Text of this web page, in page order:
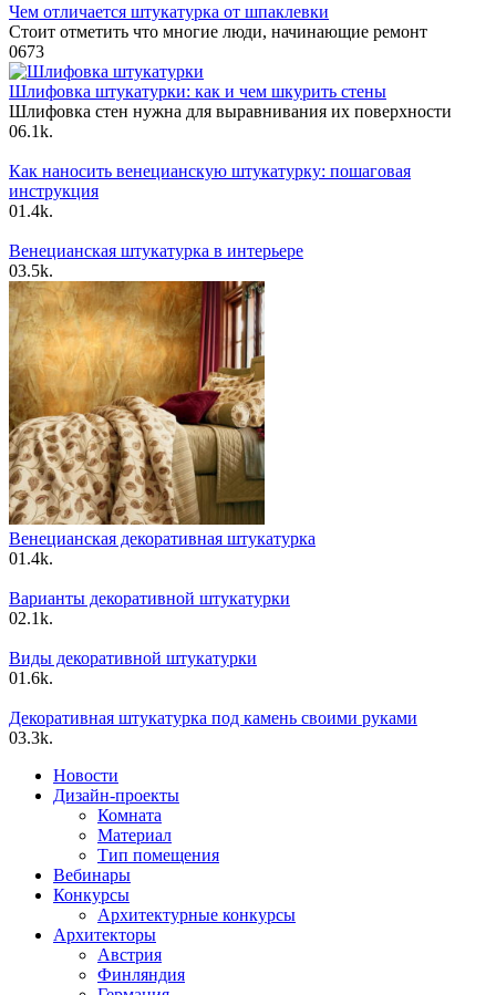
Чем отличается штукатурка от шпаклевки
Стоит отметить что многие люди, начинающие ремонт
0673
Шлифовка штукатурки: как и чем шкурить стены
Шлифовка стен нужна для выравнивания их поверхности
06.1k.
Как наносить венецианскую штукатурку: пошаговая
инструкция
01.4k.
Венецианская штукатурка в интерьере
03.5k.
Венецианская декоративная штукатурка
01.4k.
Варианты декоративной штукатурки
02.1k.
Виды декоративной штукатурки
01.6k.
Декоративная штукатурка под камень своими руками
03.3k.
Новости
Дизайн-проекты
Комната
Материал
Тип помещения
Вебинары
Конкурсы
Архитектурные конкурсы
Архитекторы
Австрия
Финляндия